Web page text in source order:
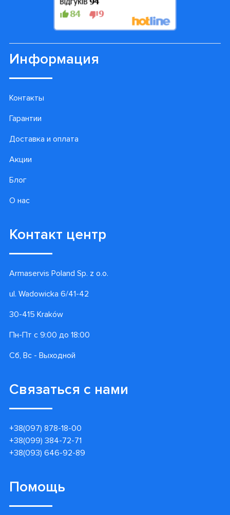
Информация
Контакты
Гарантии
Доставка и оплата
Акции
Блог
О нас
Контакт центр
Armaservis Poland Sp. z o.o.
ul. Wadowicka 6/41-42
30-415 Kraków
Пн-Пт с 9:00 до 18:00
Сб, Вс - Выходной
Связаться с нами
+38(097) 878-18-00
+38(099) 384-72-71
+38(093) 646-92-89
Помощь